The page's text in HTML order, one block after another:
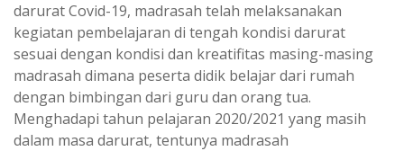
darurat Covid-19, madrasah telah melaksanakan
kegiatan pembelajaran di tengah kondisi darurat
sesuai dengan kondisi dan kreatifitas masing-masing
madrasah dimana peserta didik belajar dari rumah
dengan bimbingan dari guru dan orang tua.
Menghadapi tahun pelajaran 2020/2021 yang masih
dalam masa darurat, tentunya madrasah